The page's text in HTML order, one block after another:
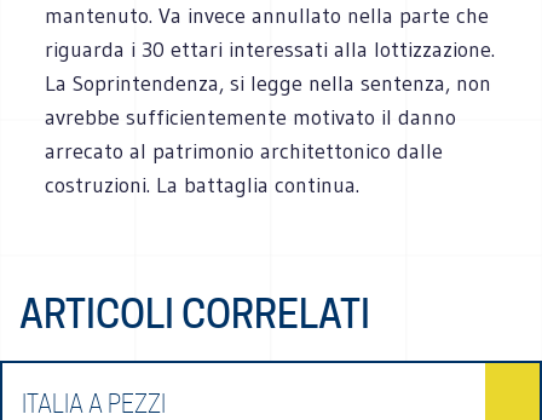
mantenuto. Va invece annullato nella parte che
riguarda i 30 ettari interessati alla lottizzazione.
La Soprintendenza, si legge nella sentenza, non
avrebbe sufficientemente motivato il danno
arrecato al patrimonio architettonico dalle
costruzioni. La battaglia continua.
ARTICOLI CORRELATI
ITALIA A PEZZI